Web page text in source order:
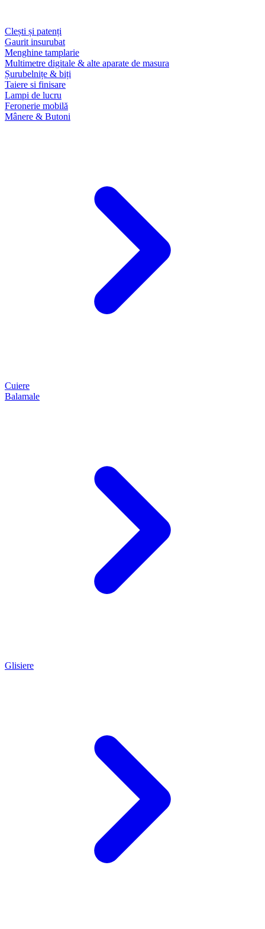
Clești și patenți
Gaurit insurubat
Menghine tamplarie
Multimetre digitale & alte aparate de masura
Șurubelnițe & biți
Taiere si finisare
Lampi de lucru
Feronerie mobilă
Mânere & Butoni
Cuiere
Balamale
Glisiere